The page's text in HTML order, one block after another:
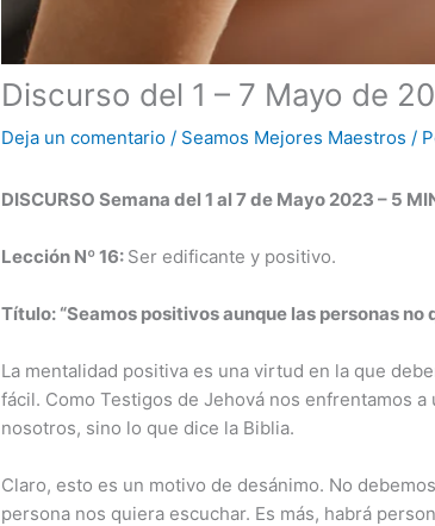
Discurso del 1 – 7 Mayo de
Deja un comentario / Seamos Mejores Maestros /
DISCURSO Semana del 1 al 7 de Mayo 2023 – 5
Lección Nº 16: Ser edificante y positivo.
Título: “Seamos positivos aunque las personas no
La mentalidad positiva es una virtud en la que
fácil. Como Testigos de Jehová nos enfrentamos
nosotros, sino lo que dice la Biblia.
Claro, esto es un motivo de desánimo. No
persona nos quiera escuchar. Es más, habrá